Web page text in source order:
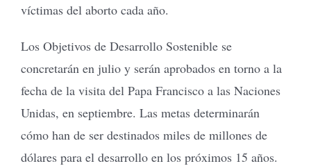
víctimas del aborto cada año.
Los Objetivos de Desarrollo Sostenible se
concretarán en julio y serán aprobados en torno a la
fecha de la visita del Papa Francisco a las Naciones
Unidas, en septiembre. Las metas determinarán
cómo han de ser destinados miles de millones de
dólares para el desarrollo en los próximos 15 años.